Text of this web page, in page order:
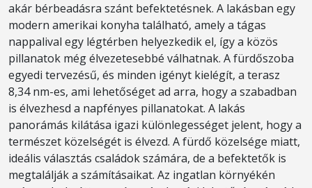
akár bérbeadásra szánt befektetésnek. A lakásban egy
modern amerikai konyha található, amely a tágas
nappalival egy légtérben helyezkedik el, így a közös
pillanatok még élvezetesebbé válhatnak. A fürdőszoba
egyedi tervezésű, és minden igényt kielégít, a terasz
8,34 nm-es, ami lehetőséget ad arra, hogy a szabadban
is élvezhesd a napfényes pillanatokat. A lakás
panorámás kilátása igazi különlegességet jelent, hogy a
természet közelségét is élvezd. A fürdő közelsége miatt,
ideális választás családok számára, de a befektetők is
megtalálják a számításaikat. Az ingatlan környékén